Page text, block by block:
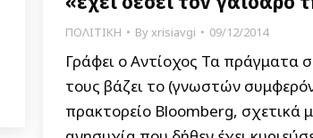
ΠΟΛΙΤΙΚΗ Byxrisiavgi 09/12/2014
Γράφει ο Αντίοχος Τα πράγματα
τους βάζει το (γνωστών
πρακτορείο Bloomberg, σχετικά